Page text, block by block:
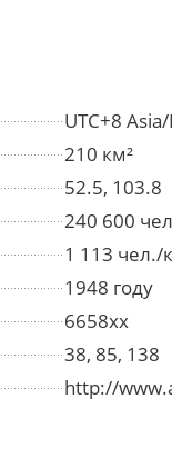
UTC+8
210 км²
52.5, 103.8
240 600
1 113 чел./
1948 году
6658xx
38, 85, 138
http://